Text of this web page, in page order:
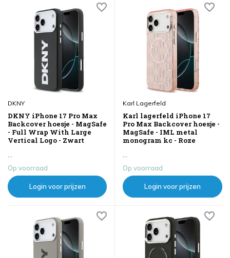
DKNY
DKNY iPhone 17 Pro Max
Backcover hoesje - MagSafe
- Full Wrap With Large
Vertical Logo - Zwart
Op voorraad
Login voor prijzen
Karl Lagerfeld
Karl lagerfeld iPhone 17
Pro Max Backcover hoesje -
MagSafe - IML metal
monogram kc - Roze
...
Op voorraad
Login voor prijzen